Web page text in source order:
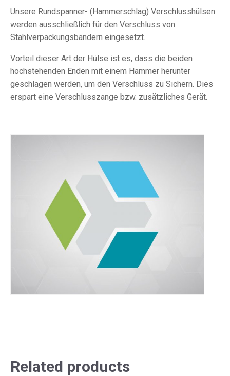
Unsere Rundspanner- (Hammerschlag) Verschlusshülsen
werden ausschließlich für den Verschluss von
Stahlverpackungsbändern eingesetzt.
Vorteil dieser Art der Hülse ist es, dass die beiden
hochstehenden Enden mit einem Hammer herunter
geschlagen werden, um den Verschluss zu Sichern. Dies
erspart eine Verschlusszange bzw. zusätzliches Gerät.
Related products